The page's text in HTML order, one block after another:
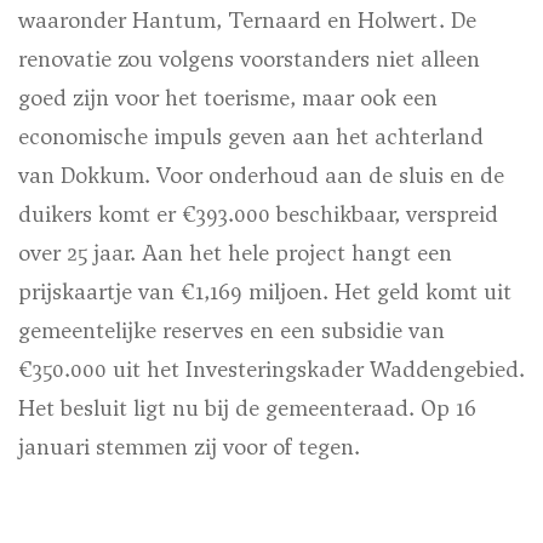
waaronder Hantum, Ternaard en Holwert. De
renovatie zou volgens voorstanders niet alleen
goed zijn voor het toerisme, maar ook een
economische impuls geven aan het achterland
van Dokkum. Voor onderhoud aan de sluis en de
duikers komt er €393.000 beschikbaar, verspreid
over 25 jaar. Aan het hele project hangt een
prijskaartje van €1,169 miljoen. Het geld komt uit
gemeentelijke reserves en een subsidie van
€350.000 uit het Investeringskader Waddengebied.
Het besluit ligt nu bij de gemeenteraad. Op 16
januari stemmen zij voor of tegen.